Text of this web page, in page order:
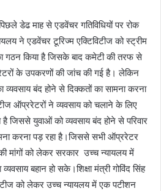
डेढ माह से एडवेंचर गतिविधियों पर रोक
ने एडवेंचर टूरिज्म एक्टिविटीज को स्ट्रीम
किया है जिसके बाद कमेटी की तरफ से
के उपकरणों की जांच की गई है। लेकिन
बंद होने से दिक्कतों का सामना करना
ऑप्ररेटरों ने व्यवसाय को चलाने के लिए
जिससे युवाओं को व्यवसाय बंद होने से परिवार
करना पड़ रहा है।जिससे सभी ऑप्ररेटर
मांगों को लेकर सरकार उच्च न्यायलय में
बहान हो सके।शिक्षा मंत्री गोविंद सिंह
को लेकर उच्च न्यायलय में एक पटीशन